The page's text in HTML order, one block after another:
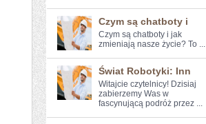
Czym są chatboty i
Czym są chatboty i ​jak
zmieniają nasze życie? To ...
Świat Robotyki: Inn
Witajcie czytelnicy! Dzisiaj
zabierzemy Was w
fascynującą ⁤podróż ​przez ...